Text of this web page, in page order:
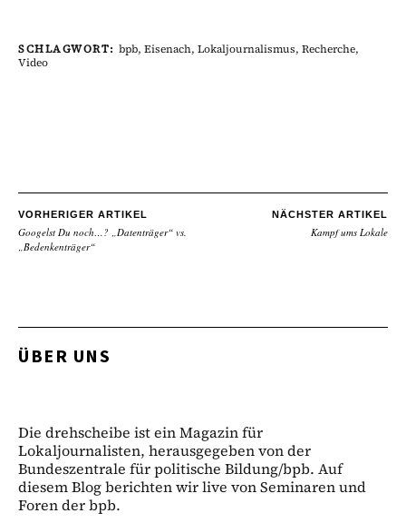
SCHLAGWORT: bpb, Eisenach, Lokaljournalismus, Recherche,
Video
VORHERIGER ARTIKEL
Googelst Du noch…? „Datenträger“ vs.
„Bedenkenträger“
NÄCHSTER ARTIKEL
Kampf ums Lokale
ÜBER UNS
Die drehscheibe ist ein Magazin für
Lokaljournalisten, herausgegeben von der
Bundeszentrale für politische Bildung/bpb. Auf
diesem Blog berichten wir live von Seminaren und
Foren der bpb.